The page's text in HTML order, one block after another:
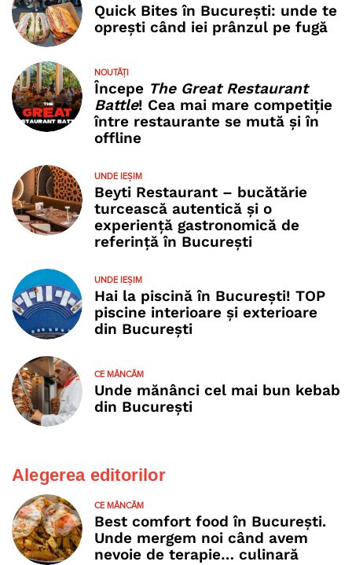
Quick Bites în București: unde te
oprești când iei prânzul pe fugă
NOUTĂȚI
Începe The Great Restaurant
Battle! Cea mai mare competiție
între restaurante se mută și în
offline
UNDE IEȘIM
Beyti Restaurant – bucătărie
turcească autentică și o
experiență gastronomică de
referință în București
UNDE IEȘIM
Hai la piscină în București! TOP
piscine interioare și exterioare
din București
CE MÂNCĂM
Unde mănânci cel mai bun kebab
din București
Alegerea editorilor
CE MÂNCĂM
Best comfort food în București.
Unde mergem noi când avem
nevoie de terapie… culinară